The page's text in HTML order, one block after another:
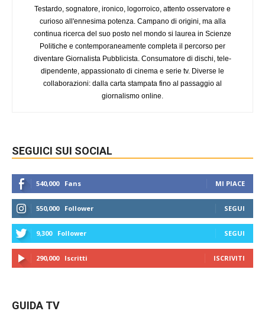
Testardo, sognatore, ironico, logorroico, attento osservatore e
curioso all'ennesima potenza. Campano di origini, ma alla
continua ricerca del suo posto nel mondo si laurea in Scienze
Politiche e contemporaneamente completa il percorso per
diventare Giornalista Pubblicista. Consumatore di dischi, tele-
dipendente, appassionato di cinema e serie tv. Diverse le
collaborazioni: dalla carta stampata fino al passaggio al
giornalismo online.
SEGUICI SUI SOCIAL
540,000 Fans MI PIACE
550,000 Follower SEGUI
9,300 Follower SEGUI
290,000 Iscritti ISCRIVITI
GUIDA TV